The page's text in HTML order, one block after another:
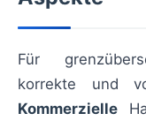
Für
korrekte und
Kommerzielle